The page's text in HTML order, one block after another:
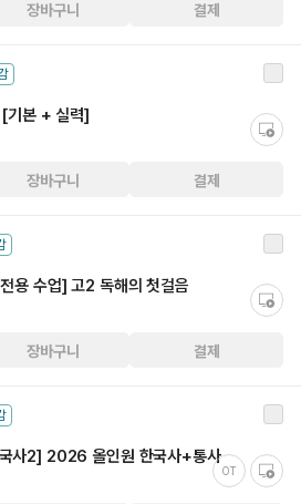
장바구니 결제
기본 + 실력]
장바구니 결제
용 수업] 고2 독해의 첫걸음
장바구니 결제
사2] 2026 올인원 한국사+통사
OT